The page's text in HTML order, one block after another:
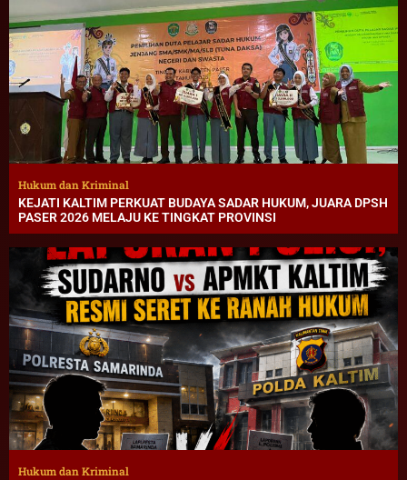
Hukum dan Kriminal
KEJATI KALTIM PERKUAT BUDAYA SADAR HUKUM, JUARA DPSH
PASER 2026 MELAJU KE TINGKAT PROVINSI
Hukum dan Kriminal